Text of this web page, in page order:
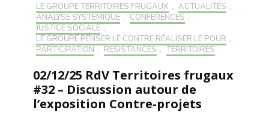
LE GROUPE TERRITOIRES FRUGAUX , ACTUALITÉS ,
ANALYSE SYSTÉMIQUE , CONFÉRENCES ,
JUSTICE SOCIALE ,
LE GROUPE PENSER LE CONTRE RÉALISER LE POUR ,
PARTICIPATION , RÉSISTANCES , TERRITOIRES
02/12/25 RdV Territoires frugaux
#32 – Discussion autour de
l’exposition Contre-projets